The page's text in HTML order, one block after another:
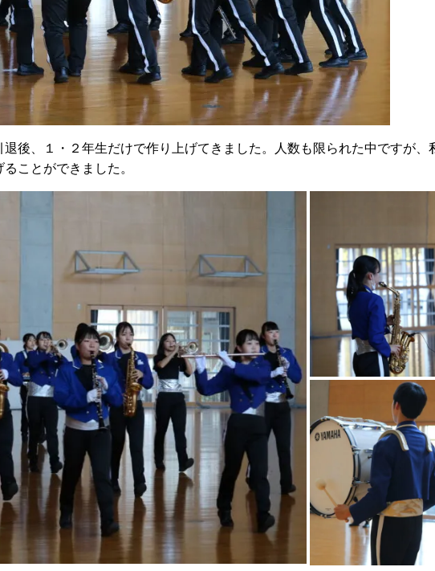
後、１・２年生だけで作り上げてきました。人数も限られた中ですが、
ことができました。